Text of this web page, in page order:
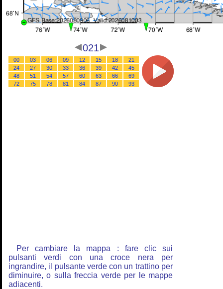
021
00 03 06 09 12 15 18
21
24
27 30 33 36 39 42
45
48
51 54 57 60 63 66
69
72
75 78 81 84 87 90 93
Per cambiare la mappa : fare clic sui
pulsanti verdi con una croce nera per
ingrandire, il pulsante verde con un trattino per
diminuire, o sulla freccia verde per le mappe
adiacenti.